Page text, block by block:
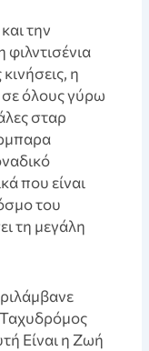
την
η
σε όλους γύρω
σταρ
που είναι
του
τη μεγάλη
Ταχυδρόμος
Είναι η Ζωή